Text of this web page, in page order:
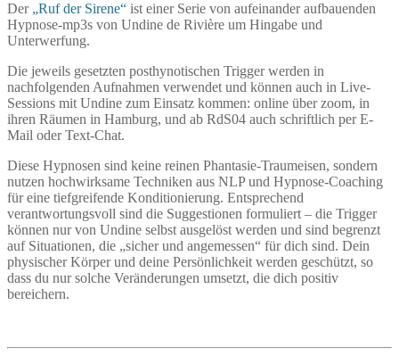
Der „Ruf der Sirene“ ist einer Serie von aufeinander aufbauenden
Hypnose-mp3s von Undine de Rivière um Hingabe und
Unterwerfung.
Die jeweils gesetzten posthynotischen Trigger werden in
nachfolgenden Aufnahmen verwendet und können auch in Live-
Sessions mit Undine zum Einsatz kommen: online über zoom, in
ihren Räumen in Hamburg, und ab RdS04 auch schriftlich per E-
Mail oder Text-Chat.
Diese Hypnosen sind keine reinen Phantasie-Traumeisen, sondern
nutzen hochwirksame Techniken aus NLP und Hypnose-Coaching
für eine tiefgreifende Konditionierung. Entsprechend
verantwortungsvoll sind die Suggestionen formuliert – die Trigger
können nur von Undine selbst ausgelöst werden und sind begrenzt
auf Situationen, die „sicher und angemessen“ für dich sind. Dein
physischer Körper und deine Persönlichkeit werden geschützt, so
dass du nur solche Veränderungen umsetzt, die dich positiv
bereichern.